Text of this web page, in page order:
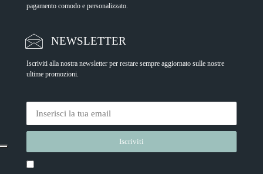
pagamento comodo e personalizzato.
NEWSLETTER
Iscriviti alla nostra newsletter per restare sempre aggiornato sulle nostre
ultime promozioni.